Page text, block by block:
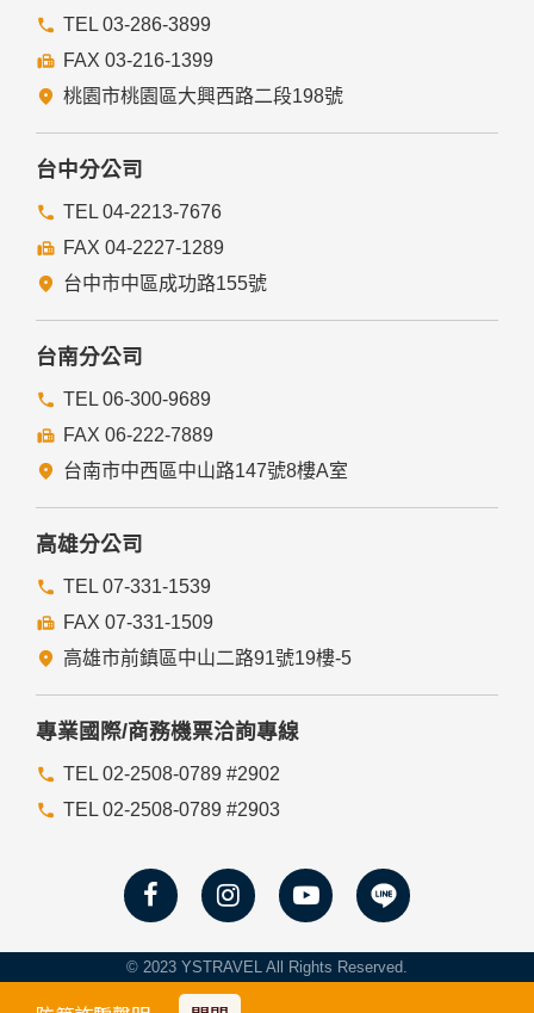
TEL 03-286-3899
FAX 03-216-1399
桃園市桃園區大興西路二段198號
台中分公司
TEL 04-2213-7676
FAX 04-2227-1289
台中市中區成功路155號
台南分公司
TEL 06-300-9689
FAX 06-222-7889
台南市中西區中山路147號8樓A室
高雄分公司
TEL 07-331-1539
FAX 07-331-1509
高雄市前鎮區中山二路91號19樓-5
專業國際/商務機票洽詢專線
TEL 02-2508-0789 #2902
TEL 02-2508-0789 #2903
© 2023 YSTRAVEL All Rights Reserved.